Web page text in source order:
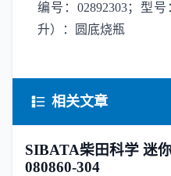
编号：02892303；型号
升）：圆底烧瓶
相关文章
SIBATA柴田科学 迷
080860-304